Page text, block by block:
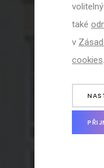
také
v
cookies